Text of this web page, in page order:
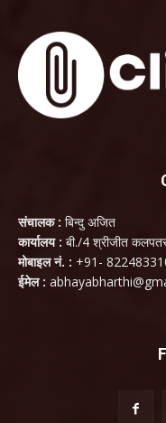
संचालक : बिन्दु अजित
कार्यालय : बी./4 श्रीजीत
मोबाइल नं. : +91-
ईमेल :